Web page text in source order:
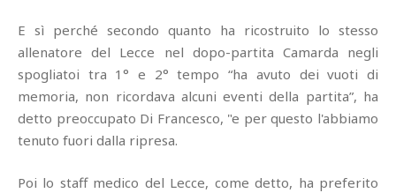
E sì perché secondo quanto ha ricostruito lo stesso
allenatore del Lecce nel dopo-partita Camarda negli
spogliatoi tra 1° e 2° tempo “ha avuto dei vuoti di
memoria, non ricordava alcuni eventi della partita”, ha
detto preoccupato Di Francesco, "e per questo l'abbiamo
tenuto fuori dalla ripresa.
Poi lo staff medico del Lecce, come detto, ha preferito